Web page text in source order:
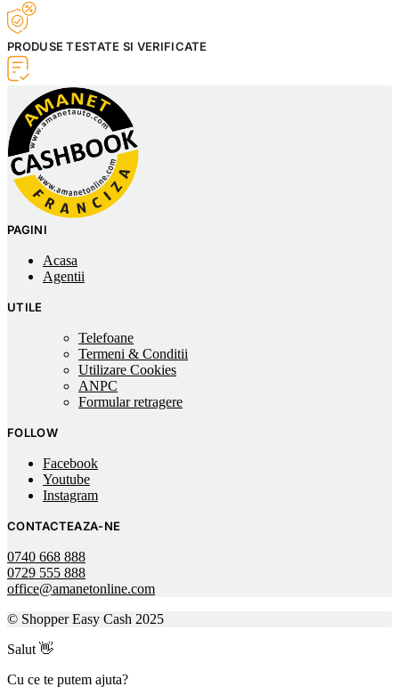
PRODUSE TESTATE SI VERIFICATE
PAGINI
Acasa
Agentii
UTILE
Telefoane
Termeni & Conditii
Utilizare Cookies
ANPC
Formular retragere
FOLLOW
Facebook
Youtube
Instagram
CONTACTEAZA-NE
0740 668 888
0729 555 888
office@amanetonline.com
© Shopper Easy Cash 2025
Salut 👋
Cu ce te putem ajuta?